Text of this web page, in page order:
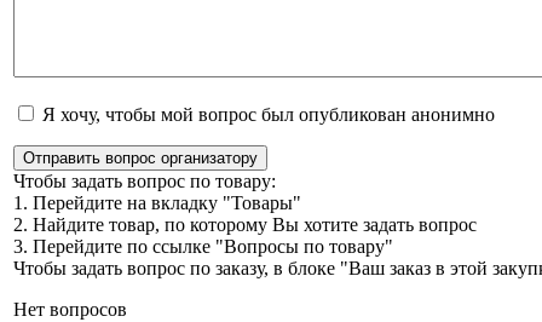
Я хочу, чтобы мой вопрос был опубликован анонимно
Отправить вопрос организатору
Чтобы задать вопрос по товару:
1. Перейдите на вкладку "Товары"
2. Найдите товар, по которому Вы хотите задать вопрос
3. Перейдите по ссылке "Вопросы по товару"
Чтобы задать вопрос по заказу, в блоке "Ваш заказ в этой
Нет вопросов